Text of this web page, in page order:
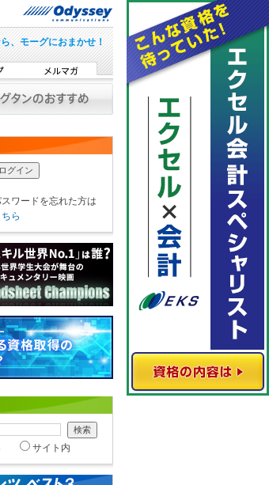
、モーグにおまかせ！
スワードを忘れた方は
ちら
サイト内